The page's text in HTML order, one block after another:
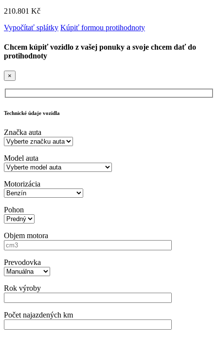
210.801 Kč
Vypočítať splátky Kúpiť formou protihodnoty
Chcem kúpiť vozidlo z vašej ponuky a svoje chcem dať do
protihodnoty
×
Technické údaje vozidla
Značka auta
Model auta
Motorizácia
Pohon
Objem motora
Prevodovka
Rok výroby
Počet najazdených km